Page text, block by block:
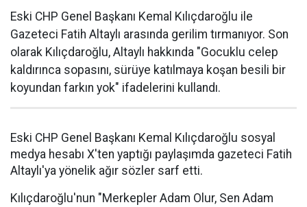
Eski CHP Genel Başkanı Kemal Kılıçdaroğlu ile
Gazeteci Fatih Altaylı arasında gerilim tırmanıyor. Son
olarak Kılıçdaroğlu, Altaylı hakkında "Gocuklu celep
kaldırınca sopasını, sürüye katılmaya koşan besili bir
koyundan farkın yok" ifadelerini kullandı.
Eski CHP Genel Başkanı Kemal Kılıçdaroğlu sosyal
medya hesabı X'ten yaptığı paylaşımda gazeteci Fatih
Altaylı'ya yönelik ağır sözler sarf etti.
Kılıçdaroğlu'nun "Merkepler Adam Olur, Sen Adam